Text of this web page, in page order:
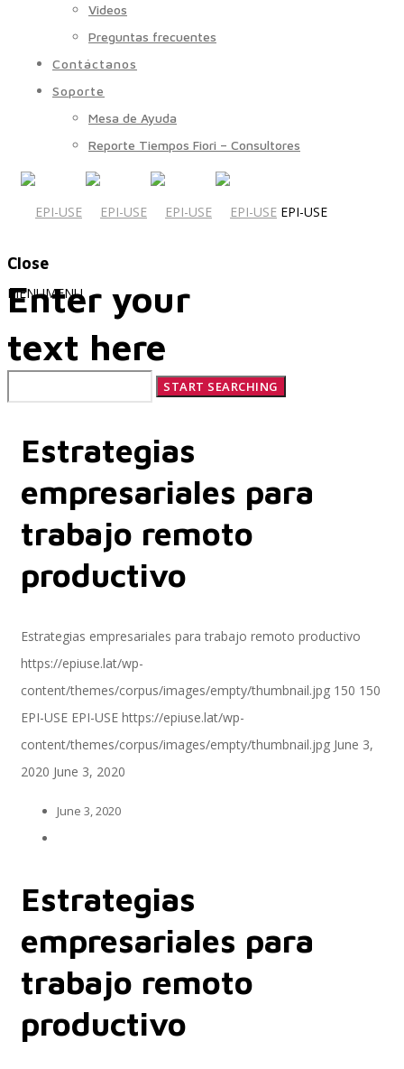
Videos
Preguntas frecuentes
Contáctanos
Soporte
Mesa de Ayuda
Reporte Tiempos Fiori – Consultores
EPI-USE
MENUMENU
Servicios
Servicios y productos cloud
SAP S/4 HANA
EPI-US4HANA
Implementación Nómina Cloud Sap
SAP SuccessFactors Employee Central
Close
Enter your
text here
Estrategias
empresariales para
trabajo remoto
productivo
Estrategias empresariales para trabajo remoto productivo
https://epiuse.lat/wp-
content/themes/corpus/images/empty/thumbnail.jpg 150 150
EPI-USE EPI-USE https://epiuse.lat/wp-
content/themes/corpus/images/empty/thumbnail.jpg June 3,
2020 June 3, 2020
June 3, 2020
Estrategias
empresariales para
trabajo remoto
productivo